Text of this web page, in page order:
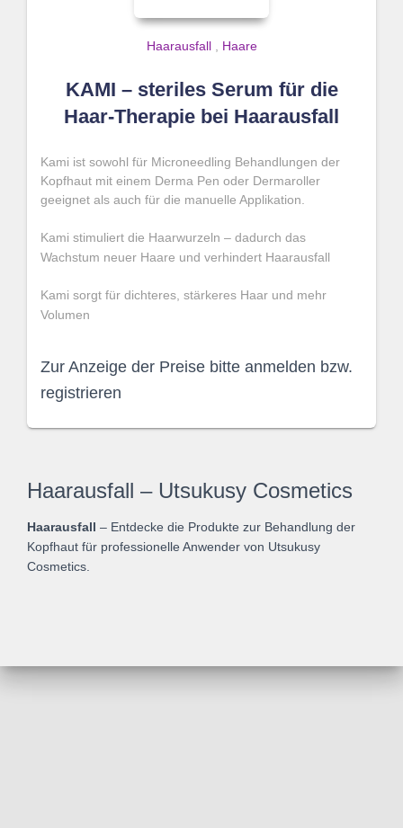
Haarausfall, Haare
KAMI – steriles Serum für die
Haar-Therapie bei Haarausfall
Kami ist sowohl für Microneedling Behandlungen der
Kopfhaut mit einem Derma Pen oder Dermaroller
geeignet als auch für die manuelle Applikation.
Kami stimuliert die Haarwurzeln – dadurch das
Wachstum neuer Haare und verhindert Haarausfall
Kami sorgt für dichteres, stärkeres Haar und mehr
Volumen
Zur Anzeige der Preise bitte anmelden bzw.
registrieren
Haarausfall – Utsukusy Cosmetics
Haarausfall – Entdecke die Produkte zur Behandlung der
Kopfhaut für professionelle Anwender von Utsukusy
Cosmetics.